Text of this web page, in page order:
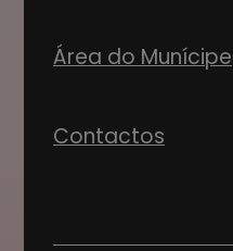
Área do Munícipe
Contactos